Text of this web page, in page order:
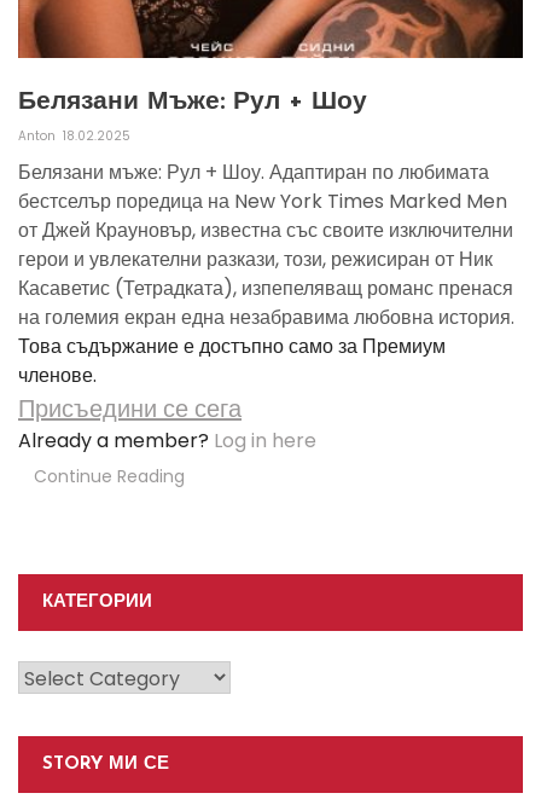
Белязани Мъже: Рул + Шоу
Anton 18.02.2025
Белязани мъже: Рул + Шоу. Адаптиран по любимата
бестселър поредица на New York Times Marked Men
от Джей Крауновър, известна със своите изключителни
герои и увлекателни разкази, този, режисиран от Ник
Касаветис (Тетрадката), изпепеляващ романс пренася
на големия екран една незабравима любовна история.
Това съдържание е достъпно само за Премиум
членове.
Присъедини се сега
Already a member? Log in here
Continue Reading
КАТЕГОРИИ
Категории
STORY МИ СЕ